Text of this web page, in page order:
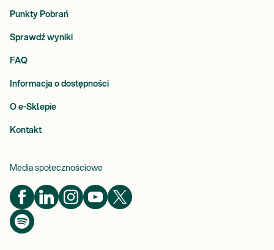
Punkty Pobrań
Sprawdź wyniki
FAQ
Informacja o dostępności
O e-Sklepie
Kontakt
Media społecznościowe